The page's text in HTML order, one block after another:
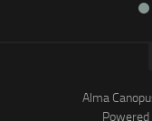
Alma
Powered